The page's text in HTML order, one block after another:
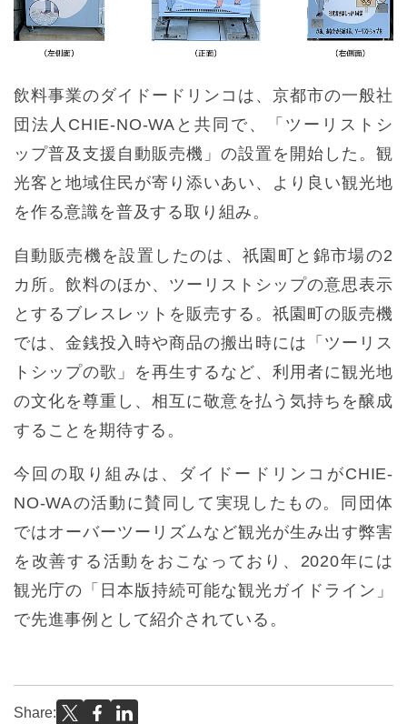
飲料事業のダイドードリンコは、京都市の一般社
団法人CHIE-NO-WAと共同で、「ツーリストシ
ップ普及支援自動販売機」の設置を開始した。観
光客と地域住民が寄り添いあい、より良い観光地
を作る意識を普及する取り組み。
自動販売機を設置したのは、祇園町と錦市場の2
カ所。飲料のほか、ツーリストシップの意思表示
とするブレスレットを販売する。祇園町の販売機
では、金銭投入時や商品の搬出時には「ツーリス
トシップの歌」を再生するなど、利用者に観光地
の文化を尊重し、相互に敬意を払う気持ちを醸成
することを期待する。
今回の取り組みは、ダイドードリンコがCHIE-
NO-WAの活動に賛同して実現したもの。同団体
ではオーバーツーリズムなど観光が生み出す弊害
を改善する活動をおこなっており、2020年には
観光庁の「日本版持続可能な観光ガイドライン」
で先進事例として紹介されている。
Share: